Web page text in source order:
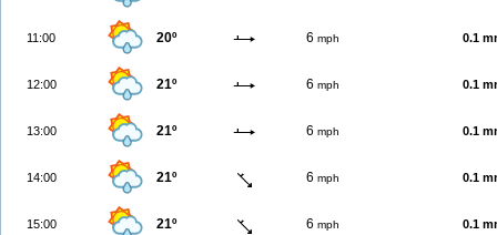
11:00 20º 6 mph 0.1
12:00 21º 6 mph 0.1
13:00 21º 6 mph 0.1
14:00 21º 6 mph 0.1
15:00 21º 6 mph 0.1